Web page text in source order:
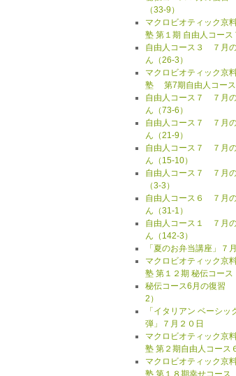
（33-9）
マクロビオティック京
塾 第１期 自由人コー
自由人コース３ ７
ん（26-3）
マクロビオティック京
塾 第7期自由人コー
自由人コース７ ７
ん（73-6）
自由人コース７ ７
ん（21-9）
自由人コース７ ７
ん（15-10）
自由人コース７ ７月
（3-3）
自由人コース６ ７
ん（31-1）
自由人コース１ ７
ん（142-3）
「夏のお弁当講座」７
マクロビオティック京
塾 第１２期 秘伝コ
秘伝コース6月の復
2）
「イタリアン ベーシ
弾」７月２０日
マクロビオティック京
塾 第２期自由人コー
マクロビオティック京
塾 第１８期幸せコー